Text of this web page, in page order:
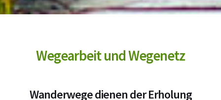
Wegearbeit und Wegenetz
Wanderwege dienen der Erholung